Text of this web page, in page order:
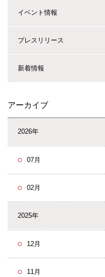
イベント情報
プレスリリース
新着情報
アーカイブ
2026年
07月
02月
2025年
12月
11月